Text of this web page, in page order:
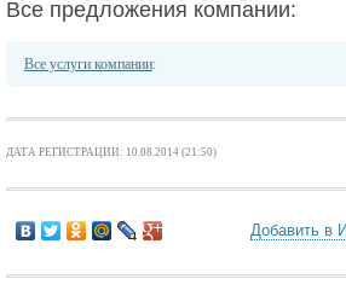
Все предложения компании:
Все услуги компании:
ДАТА РЕГИСТРАЦИИ: 10.08.2014 (21:50)
Добавить в